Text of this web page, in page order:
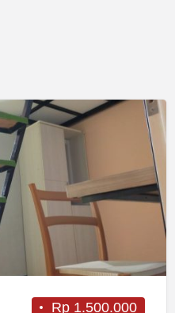
Rp 1.500.000